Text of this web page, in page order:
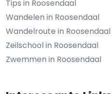
Tips in Roosendaal
Wandelen in Roosendaal
Wandelroute in Roosendaal
Zeilschool in Roosendaal
Zwemmen in Roosendaal